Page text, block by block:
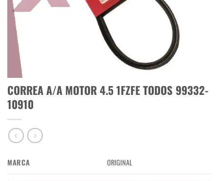
CORREA A/A MOTOR 4.5 1FZFE TODOS 99332-
10910
MARCA ORIGINAL